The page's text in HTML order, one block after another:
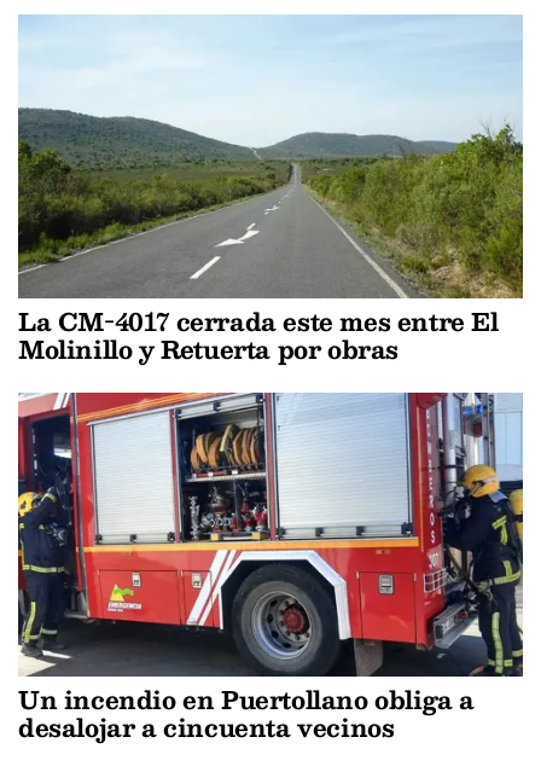
La CM-4017 cerrada este mes entre El
Molinillo y Retuerta por obras
Un incendio en Puertollano obliga a
desalojar a cincuenta vecinos